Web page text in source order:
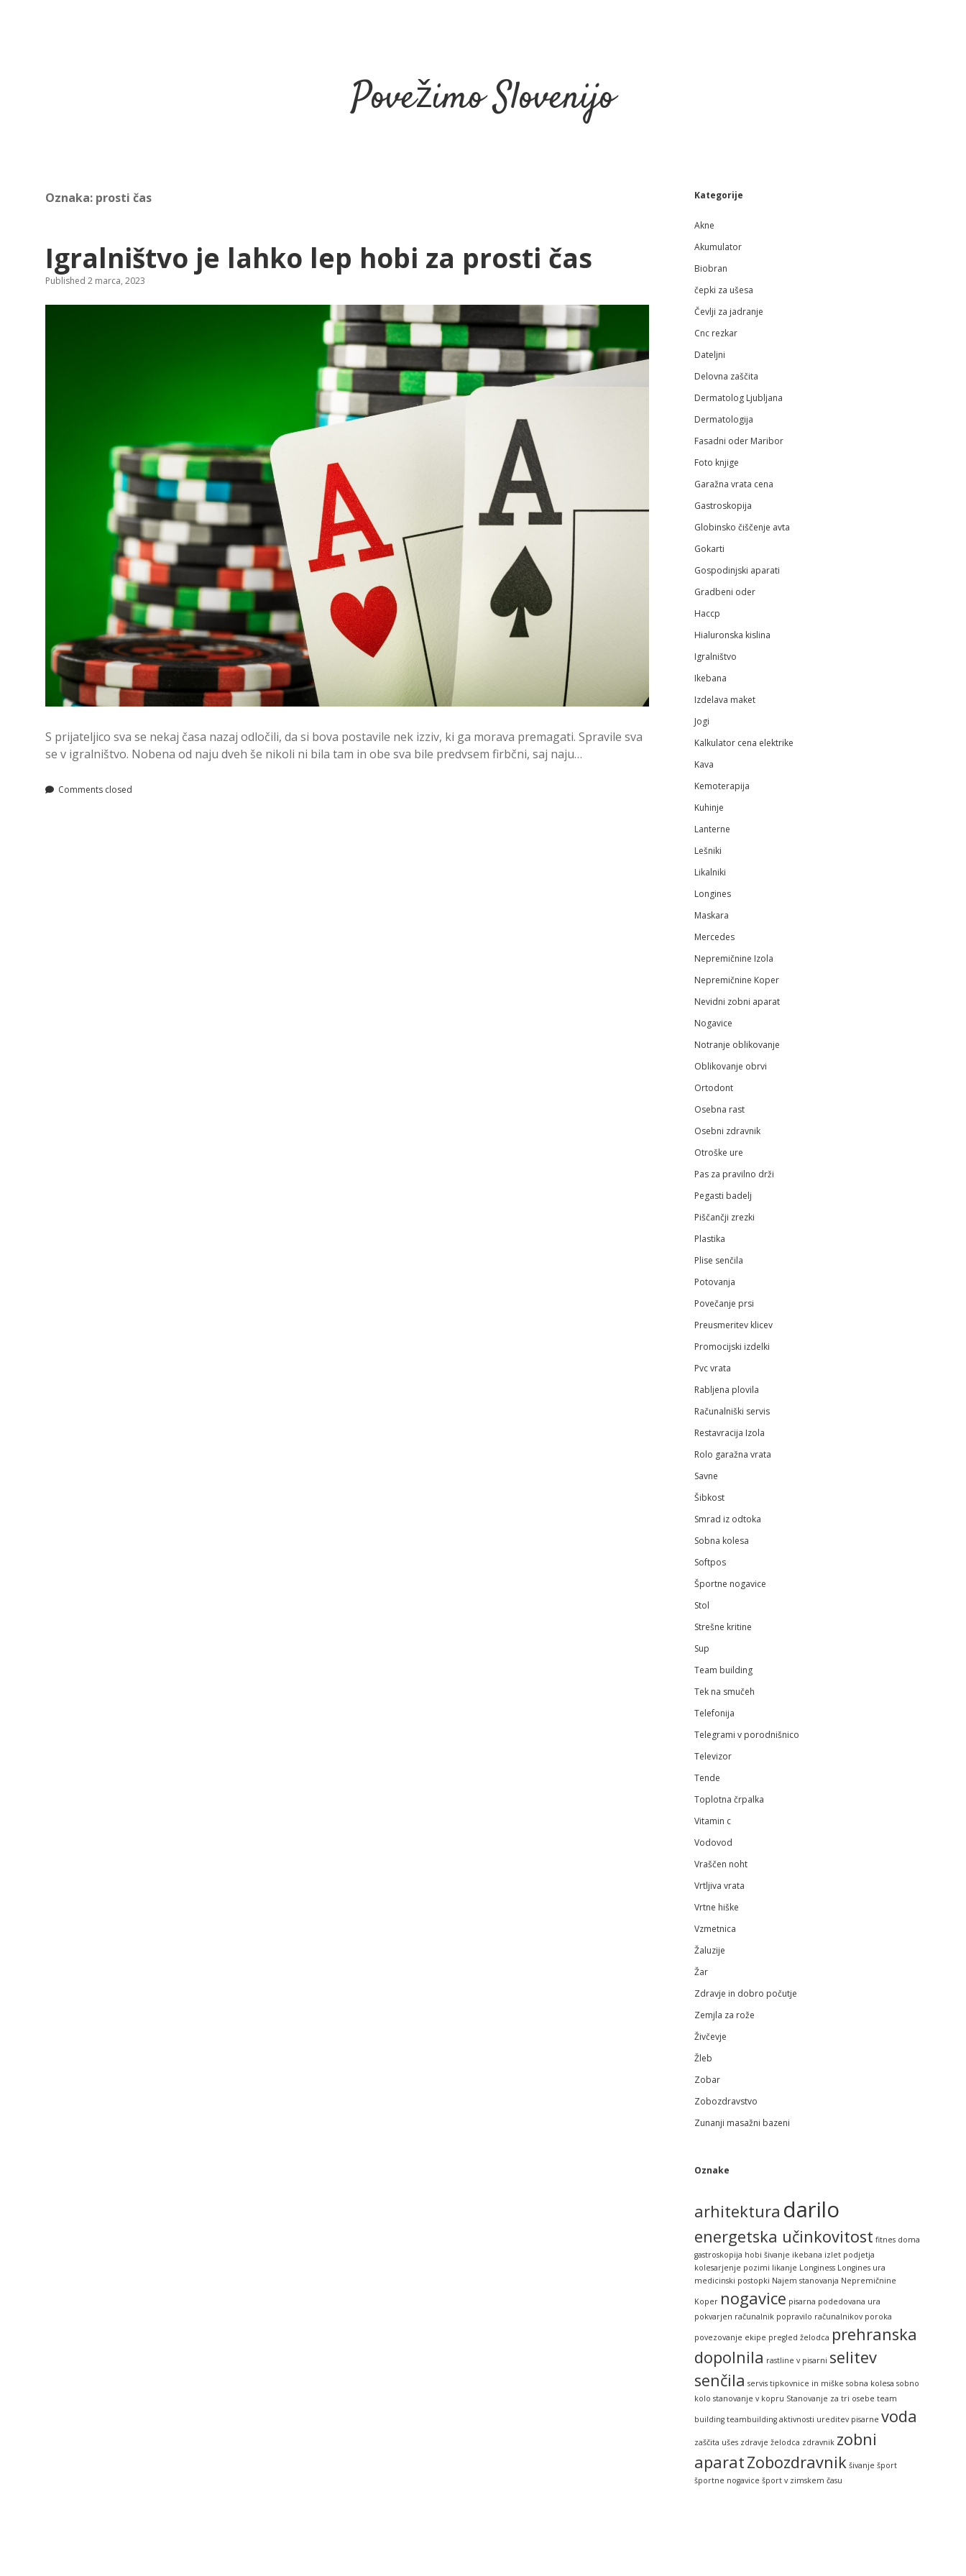
Povežimo Slovenijo
Oznaka: prosti čas
Igralništvo je lahko lep hobi za prosti čas
Published 2 marca, 2023
S prijateljico sva se nekaj časa nazaj odločili, da si bova postavile nek izziv, ki ga morava premagati. Spravile sva
se v igralništvo. Nobena od naju dveh še nikoli ni bila tam in obe sva bile predvsem firbčni, saj naju…
Comments closed
Sidebar
Kategorije
Akne
Akumulator
Biobran
čepki za ušesa
Čevlji za jadranje
Cnc rezkar
Dateljni
Delovna zaščita
Dermatolog Ljubljana
Dermatologija
Fasadni oder Maribor
Foto knjige
Garažna vrata cena
Gastroskopija
Globinsko čiščenje avta
Gokarti
Gospodinjski aparati
Gradbeni oder
Haccp
Hialuronska kislina
Igralništvo
Ikebana
Izdelava maket
Jogi
Kalkulator cena elektrike
Kava
Kemoterapija
Kuhinje
Lanterne
Lešniki
Likalniki
Longines
Maskara
Mercedes
Nepremičnine Izola
Nepremičnine Koper
Nevidni zobni aparat
Nogavice
Notranje oblikovanje
Oblikovanje obrvi
Ortodont
Osebna rast
Osebni zdravnik
Otroške ure
Pas za pravilno drži
Pegasti badelj
Piščančji zrezki
Plastika
Plise senčila
Potovanja
Povečanje prsi
Preusmeritev klicev
Promocijski izdelki
Pvc vrata
Rabljena plovila
Računalniški servis
Restavracija Izola
Rolo garažna vrata
Savne
Šibkost
Smrad iz odtoka
Sobna kolesa
Softpos
Športne nogavice
Stol
Strešne kritine
Sup
Team building
Tek na smučeh
Telefonija
Telegrami v porodnišnico
Televizor
Tende
Toplotna črpalka
Vitamin c
Vodovod
Vraščen noht
Vrtljiva vrata
Vrtne hiške
Vzmetnica
Žaluzije
Žar
Zdravje in dobro počutje
Zemjla za rože
Živčevje
Žleb
Zobar
Zobozdravstvo
Zunanji masažni bazeni
Oznake
arhitektura darilo
energetska učinkovitost fitnes doma
gastroskopija hobi šivanje ikebana izlet podjetja
kolesarjenje pozimi likanje Longiness Longines ura
medicinski postopki Najem stanovanja Nepremičnine
Koper nogavice pisarna podedovana ura
pokvarjen računalnik popravilo računalnikov poroka
povezovanje ekipe pregled želodca prehranska
dopolnila rastline v pisarni selitev
senčila servis tipkovnice in miške sobna kolesa sobno
kolo stanovanje v kopru Stanovanje za tri osebe team
building teambuilding aktivnosti ureditev pisarne voda
zaščita ušes zdravje želodca zdravnik zobni
aparatZobozdravnik šivanje šport
športne nogavice šport v zimskem času